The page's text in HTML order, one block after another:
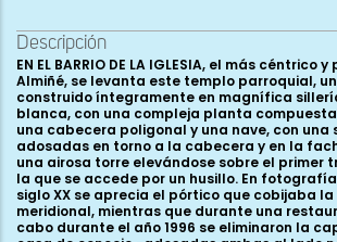
Descripción
EN EL BARRIO DE LA IGLESIA, el más céntrico y principal de El Almiñé, se levanta este templo parroquial, un edificio construido íntegramente en magnífica sillería de piedra caliza blanca, con una compleja planta compuesta básicamente por una cabecera poligonal y una nave, con una serie de capillas adosadas en torno a la cabecera y en la fachada norte y con una airosa torre elevándose sobre el primer tramo de la nave, a la que se accede por un husillo. En fotografías de principios del siglo XX se aprecia el pórtico que cobijaba la portada meridional, mientras que durante una restauración llevada a cabo durante el año 1996 se eliminaron la capilla bautismal y la casa de concejo -adosadas ambas al lado norte de la nave-, así como los merlones que coronaban la escalera de caracol y que daban al conjunto un aspecto defensivo, hoy perdido. De época románica se conserva la nave y la torre, siendo el resto obras de épocas sucesivas, que arrancan sobre todo de comienzos de siglo XVI, cuando se renueva la cabecera, ahora mucho más amplia, aunque empleando en su coronamiento las cornisas y canecillos procedentes de la cabecera románica. Dicha nave, levantada en sillería muy bien despiezada, puede considerarse dividida en tres tramos, el anterior -en realidad un falso crucero- soporta a la torre y sus muros prácticamente no son visibles desde el exterior, mientras que los dos tramos posteriores son mucho más cortos, separados por una pilastra a cada lado, siguiendo en todo una estructura prácticamente idéntica a la de San Pedro de Tejada. Estos paramentos arrancan de un corto y somero zócalo rematado en bocel, con los estrechos paños entre pilastras recorridos a media altura por una imposta ajedrezada de la que parten tres ventanales, dos en el lado sur y uno en el norte. Los tres ventanales siguen el mismo esquema: saetera rectangular enmarcada en arco doblado de medio punto, con la rosca exterior lisa, trasdosada por chambrana ajedrezada y con la interior formada por arco moldurado a base de bocel y caveto cargado con puntas de clavo, descansando sobre columnillas y acogiendo un pequeño tímpano. La ventana que se halla en el tramo oriental de la fachada sur fue destruida en buena parte cuando hacia el siglo XVIII se abrió la actual portada, pero la más occidental conserva su estructura completa, con las columnillas de basas áticas y capiteles de anchas hojas lisas rematadas en rollos o bolas y en el ábaco pequeños escudetes con estrellas talladas a bisel. Los cimacios son ajedrezados, prolongándose en impostas que recorren todo el paño, mientras que el tímpano se decora con perímetro perlado y cruz griega en el campo. Prácticamente idéntica es la única ventana que se abre en el muro norte, aunque en este caso de la cruz del tímpano parten algunos zarcillos. Dicha ventana se halla en el paño más occidental, mientras que en el oriental se abre una de las dos portadas románicas que conserva el edificio y que se encontraba cubierta por el baptisterio hasta la restauración de 1996. Es un arco de medio punto de a rquivoltas profusamente molduradas, que de adentro afuera se decoran de la siguiente manera: en primer lugar un grueso sogueado, le sigue una nacela rellena de motivos geométricos y figurados (cubos, rollos, rosetas, pitones y cabecitas felinas); a continuación una pequeña escocia con rosetas, zarcillos o ajedrezados; de nuevo se halla un bocel, al que sigue una escocia con puntas de clavo, para finalizar con otro sogueado que precede a la chambrana ajedrezada. Todo este sistema de arquivoltas descansa en cuatro columnillas acodilladas que parten del zócalo inferior que recorre el muro y se componen de basas áticas con bolas, fustes monolíticos y capiteles como los de las ventanas, aunque ahora con las hojas nervadas y acompañadas por pequeñas rosetas, mientras que los cimacios son ajedrezados, prolongándose hasta enlazar con la base de la chambrana. Su composición, presidida por los gruesos sogueados, nos remite en cierto modo a las portadas de Huidobro, Condado de Valdivielso, Valdenoceda y San Pedro de Tejada, iglesias con las que guarda por lo general también otras relaciones. Esta portada se halla a ras de muro, presentando además la particularidad de encontrarse descentrada en el propio paño. Un mutilado tejaroz la cubre, con una cornisa reconstruida, sostenida por cinco canes, de los que sólo dos son originales -además muy maltratados-, con formas geométricas rectangulares, rematadas en bolas o rollos perdidos. La otra portada se halla en el muro sur, bajo la torre y fue inutilizada cuando ante ella se construyó el husillo, obra que creemos ya gótica. Entonces este vano se macizó en buena parte y sólo se dejó un pequeño hueco para acceder a la escalera desde el interior del templo, aunque finalmente, ya con posterioridad a la Edad Media, al abrirse una nueva puerta en la base exterior del husillo, se cerró definitivamente. Hasta la restauración de 1996 un retablo barroco ocultaba en el interior el arco de medio punto peraltado de esta portada, mientras que su cara externa se llegaba a ver parcialmente dentro de la escalera de caracol, y a un costado del husillo, donde aflora el arco de medio punto moldurado con boceles y quizá trasdosado por una chambrana, que habría sido recortada. Muy llamativa es la fachada occidental, rematada en un hastial coronado por un piñón que se eleva por encima de la cubierta y culmina en una cruz. Hoy luce dos ventanas, una inferior, cuadrada, abierta en 1863, y otra superior, original románica, profusamente decorada. Consta ésta de saetera rectangular enmarcada en arco de medio punto abocinado, con tímpano central donde se ubican tres rosetas, la central de mayor tamaño. Bordea a este tímpano una moldura de grandes dientes de sierra abocelados, siguiendo a continuación un listel achaflanado cargado de hojas palmeadas que nacen de tallos sinuosos; tras esta cenefa hay otra de mayor anchura, aunque igualmente achaflanada, decorada con rombos, dando paso a un pequeño bocel y después a otra moldura dentada -con dientes mucho más pequeños-, y finalmente a la chambrana con ovas de tres hojitas. Las arquivoltas descansan en cuatro columnillas acodilladas, cuyos capiteles exteriores siguen la misma composición vegetal de los de las otras ventanas -hojas lisas en el norte y nervadas en el sur-, mientras que los interiores presentan a un águila frontal con las alas abiertas en el septentrional y dos gallináceas -sin duda dos pavos, a juzgar por el tipo de cresta y cola- en el meridional, completándose con unos cimacios de grueso bocel. Cubre a la ventana un pequeño tejaroz con cornisa de pitones y cinco canecillos, el más septentrional con un rectángulo rematado en rollo, y los otros cuatro con figuraciones animales: una cabeza de ciervo y tres cuadrúpedos, uno de los cuales parece ser un cerdo. Esta ventana posiblemente sea el elemento más significativo y conocido de esta iglesia de San Nicolás, constituyendo por otro lado el ejemplar más desarrollado de un tipo de ventanal que encontramos también en el mismo Valle de Valdivielso -como ocurre en Ta rtalés de los Montes-, pero igualmente en las más alejadas tierras de Villadiego, cual es el caso de Arenillas de Villadiego o Villaute. En común además con este último lugar comparte El Almiñé la presencia de esas parejas de gallináceas con estilizada cresta recta y plumaje de cola igualmente recto, que también se hallan en Condado de Valdivielso o en Huidobro . Por lo que respecta al alero de la nave, ha sufrido mucho por los añadidos posteriores, al norte por la casa concejo y al sur por el pórtico